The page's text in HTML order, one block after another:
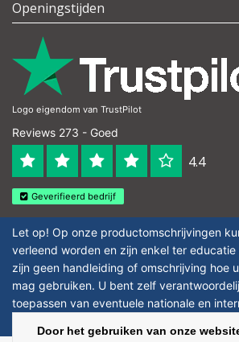
Openingstijden
Logo eigendom van TrustPilot
Reviews 273 - Goed
4.4
Geverifieerd bedrijf
Let op! Op onze productomschrijvingen
verleend worden en zijn enkel ter
zijn geen handleiding of omschrijving hoe
mag gebruiken. U bent zelf
toepassen van eventuele nationale en
Door het gebruiken van onze